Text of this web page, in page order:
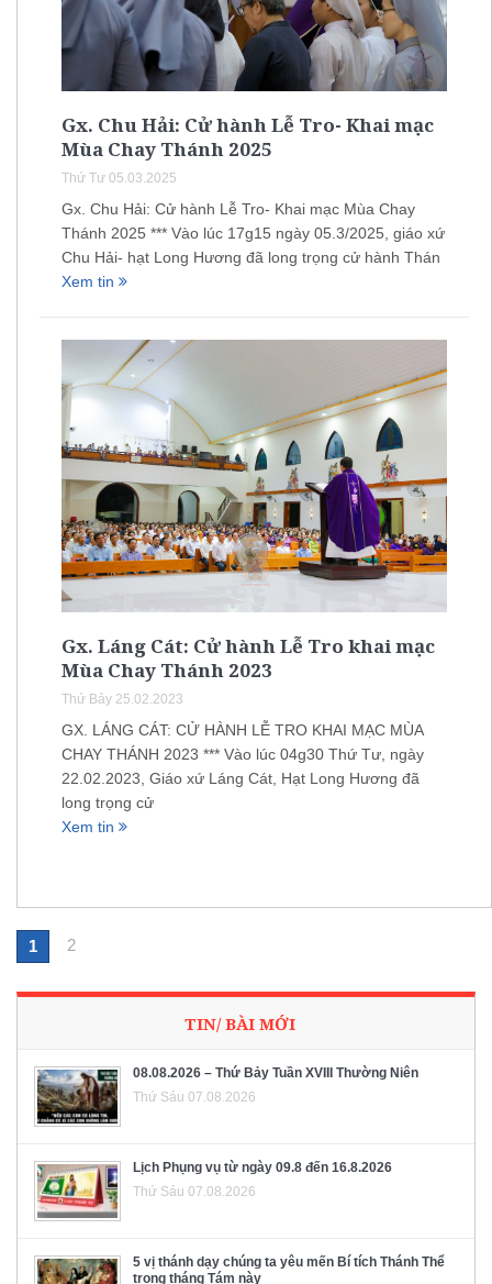
Gx. Chu Hải: Cử hành Lễ Tro- Khai mạc
Mùa Chay Thánh 2025
Thứ Tư 05.03.2025
Gx. Chu Hải: Cử hành Lễ Tro- Khai mạc Mùa Chay
Thánh 2025 *** Vào lúc 17g15 ngày 05.3/2025, giáo xứ
Chu Hải- hạt Long Hương đã long trọng cử hành Thán
Xem tin
Gx. Láng Cát: Cử hành Lễ Tro khai mạc
Mùa Chay Thánh 2023
Thứ Bảy 25.02.2023
GX. LÁNG CÁT: CỬ HÀNH LỄ TRO KHAI MẠC MÙA
CHAY THÁNH 2023 *** Vào lúc 04g30 Thứ Tư, ngày
22.02.2023, Giáo xứ Láng Cát, Hạt Long Hương đã
long trọng cử
Xem tin
1 2
TIN/ BÀI MỚI
08.08.2026 – Thứ Bảy Tuần XVIII Thường Niên
Thứ Sáu 07.08.2026
Lịch Phụng vụ từ ngày 09.8 đến 16.8.2026
Thứ Sáu 07.08.2026
5 vị thánh dạy chúng ta yêu mến Bí tích Thánh Thể
trong tháng Tám này